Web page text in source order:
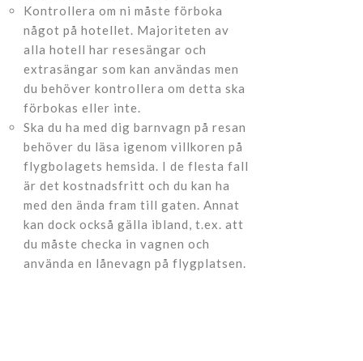
Kontrollera om ni måste förboka
något på hotellet. Majoriteten av
alla hotell har resesängar och
extrasängar som kan användas men
du behöver kontrollera om detta ska
förbokas eller inte.
Ska du ha med dig barnvagn på resan
behöver du läsa igenom villkoren på
flygbolagets hemsida. I de flesta fall
är det kostnadsfritt och du kan ha
med den ända fram till gaten. Annat
kan dock också gälla ibland, t.ex. att
du måste checka in vagnen och
använda en lånevagn på flygplatsen.